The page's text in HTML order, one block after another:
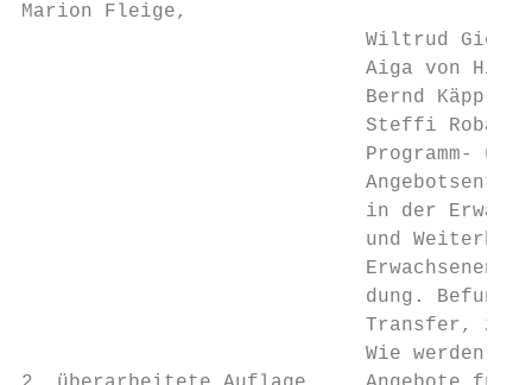
Marion Fleige,
Wiltrud
Aiga von
Bernd
                             Steffi Robak
                             Programm- und
in der
und
Erwachsenen-
dung. Befunde
                             Transfer, 2
Wie werden